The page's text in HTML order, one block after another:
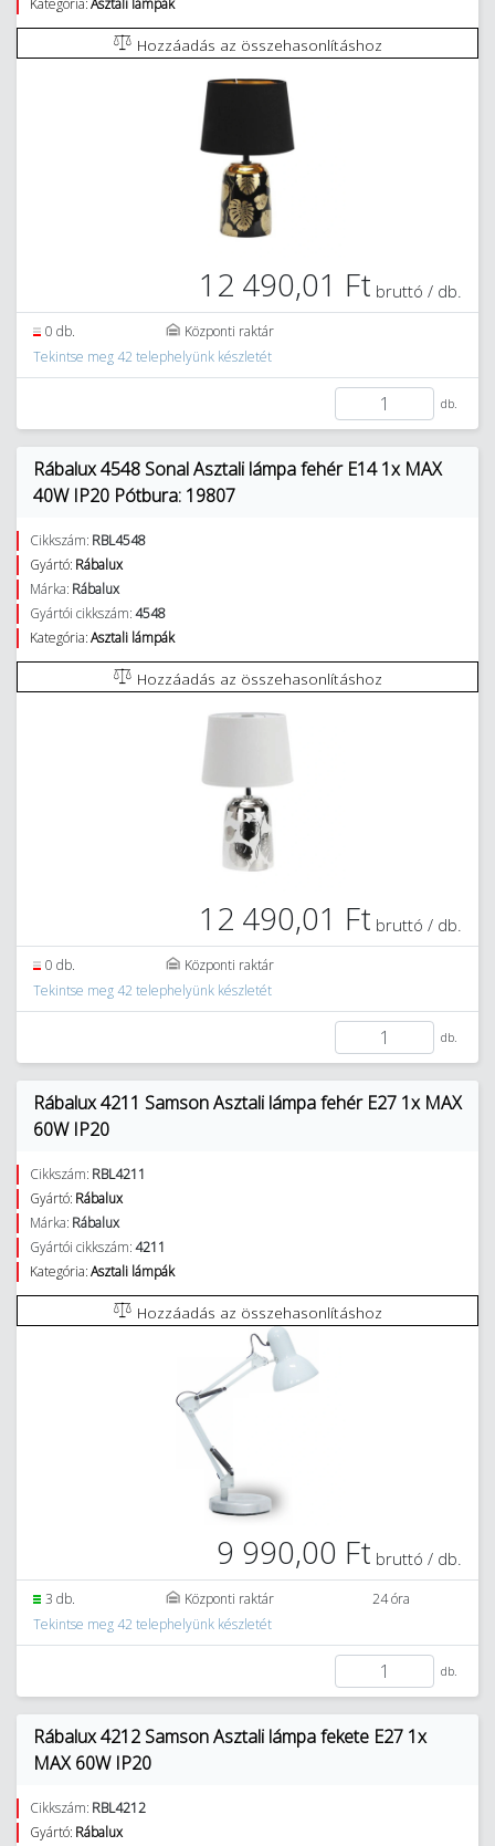
Kategória:Asztali lámpák
Hozzáadás az összehasonlításhoz
12 490,01 Ft bruttó / db.
0 db.
Központi raktár
Tekintse meg 42 telephelyünk készletét
db.
Rábalux 4548 Sonal Asztali lámpa fehér E14 1x MAX
40W IP20 Pótbura: 19807
Cikkszám: RBL4548
Gyártó: Rábalux
Márka: Rábalux
Gyártói cikkszám:4548
Kategória:Asztali lámpák
Hozzáadás az összehasonlításhoz
12 490,01 Ft bruttó / db.
0 db.
Központi raktár
Tekintse meg 42 telephelyünk készletét
db.
Rábalux 4211 Samson Asztali lámpa fehér E27 1x MAX
60W IP20
Cikkszám: RBL4211
Gyártó: Rábalux
Márka: Rábalux
Gyártói cikkszám:4211
Kategória:Asztali lámpák
Hozzáadás az összehasonlításhoz
9 990,00 Ft bruttó / db.
3 db. Központi raktár
24 óra
Tekintse meg 42 telephelyünk készletét
db.
Rábalux 4212 Samson Asztali lámpa fekete E27 1x
MAX 60W IP20
Cikkszám: RBL4212
Gyártó: Rábalux